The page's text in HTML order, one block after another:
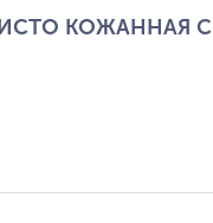
КОЖАННАЯ С